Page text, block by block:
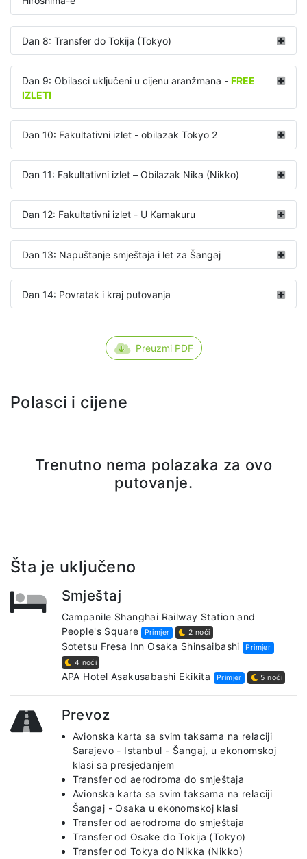
Dan 8: Transfer do Tokija (Tokyo)
Dan 9: Obilasci uključeni u cijenu aranžmana - FREE
IZLETI
Dan 10: Fakultativni izlet - obilazak Tokyo 2
Dan 11: Fakultativni izlet – Obilazak Nika (Nikko)
Dan 12: Fakultativni izlet - U Kamakuru
Dan 13: Napuštanje smještaja i let za Šangaj
Dan 14: Povratak i kraj putovanja
Preuzmi PDF
Polasci i cijene
Trenutno nema polazaka za ovo
putovanje.
Šta je uključeno
Smještaj
Campanile Shanghai Railway Station and
People's Square
Primjer 2 noći
Sotetsu Fresa Inn Osaka Shinsaibashi
Primjer
4 noći
APA Hotel Asakusabashi Ekikita Primjer 5 noći
Prevoz
Avionska karta sa svim taksama na relaciji
Sarajevo - Istanbul - Šangaj, u ekonomskoj
klasi sa presjedanjem
Transfer od aerodroma do smještaja
Avionska karta sa svim taksama na relaciji
Šangaj - Osaka u ekonomskoj klasi
Transfer od aerodroma do smještaja
Transfer od Osake do Tokija (Tokyo)
Transfer od Tokya do Nikka (Nikko)